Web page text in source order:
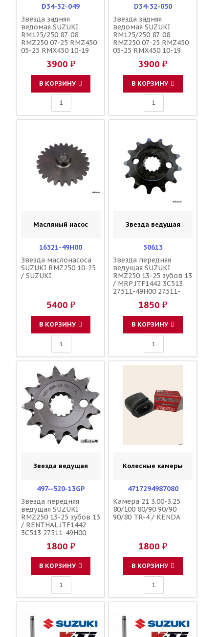
D34-32-049
Звезда задняя
ведомая SUZUKI
RM125/250 87-08
RMZ250 07-25 RMZ450
05-25 RMX450 10-19
1-3577-493900 ₽
В КОРЗИНУ
D34-32-050
Звезда задняя
ведомая SUZUKI
RM125/250 87-08
RMZ250 07-25 RMZ450
05-25 RMX450 10-19
50 JTR808 123U-520-50
3900 ₽
В КОРЗИНУ
Масляный насос
16321-49H00
Звезда маслонасоса
SUZUKI RMZ250 10-25
/ SUZUKI
5400 ₽
В КОРЗИНУ
Звезда ведущая
30613
Звезда передняя
ведущая SUZUKI
RMZ250 13-25 зубов 13
/ MRP JTF1442 3C513
27511-49H00 27511-
1850 ₽
В КОРЗИНУ
Звезда ведущая
497--520-13GP
Звезда передняя
ведущая SUZUKI
RMZ250 13-25 зубов 13
/ RENTHAL JTF1442
3C513 27511-49H00
1800 ₽
В КОРЗИНУ
Колесные камеры
4717294987080
Камера 21 3.00-3.25
80/100 80/90 90/90
90/80 TR-4 / KENDA
1800 ₽
В КОРЗИНУ